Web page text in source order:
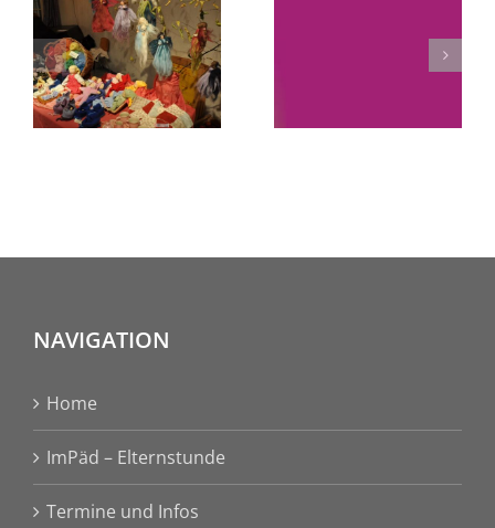
unsere
Kinder im
2.
unsicheren
begleiten
unterstützen?
für unsere
Kinder in
dieser
med.
NAVIGATION
Home
ImPäd – Elternstunde
Termine und Infos